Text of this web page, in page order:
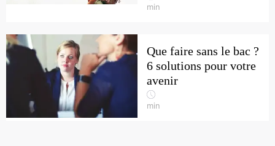
min
Que faire sans le bac ?
6 solutions pour votre
avenir
min